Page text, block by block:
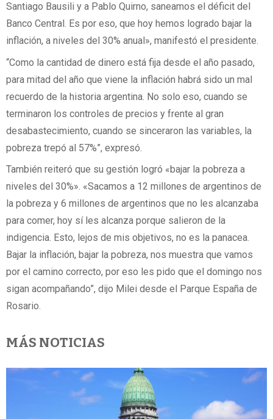
Santiago Bausili y a Pablo Quirno, saneamos el déficit del
Banco Central. Es por eso, que hoy hemos logrado bajar la
inflación, a niveles del 30% anual», manifestó el presidente.
“Como la cantidad de dinero está fija desde el año pasado,
para mitad del año que viene la inflación habrá sido un mal
recuerdo de la historia argentina. No solo eso, cuando se
terminaron los controles de precios y frente al gran
desabastecimiento, cuando se sinceraron las variables, la
pobreza trepó al 57%”, expresó.
También reiteró que su gestión logró «bajar la pobreza a
niveles del 30%». «Sacamos a 12 millones de argentinos de
la pobreza y 6 millones de argentinos que no les alcanzaba
para comer, hoy sí les alcanza porque salieron de la
indigencia. Esto, lejos de mis objetivos, no es la panacea.
Bajar la inflación, bajar la pobreza, nos muestra que vamos
por el camino correcto, por eso les pido que el domingo nos
sigan acompañando”, dijo Milei desde el Parque España de
Rosario.
MÁS NOTICIAS